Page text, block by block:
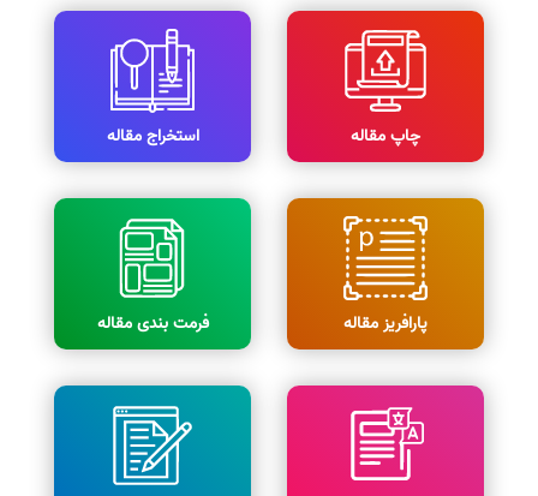
چاپ مقاله استخراج مقاله
پارافریز مقاله فرمت بندی مقاله